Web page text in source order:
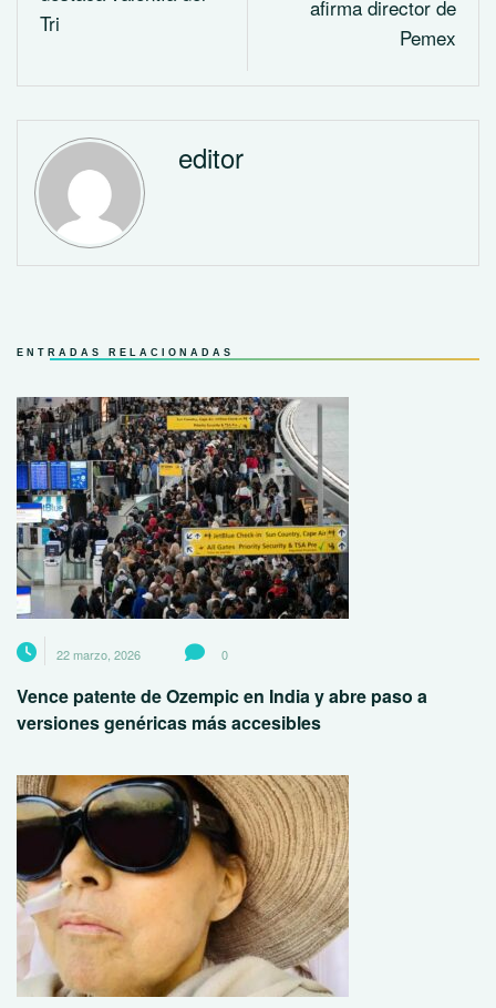
Tri
afirma director de
Pemex
editor
ENTRADAS RELACIONADAS
22 marzo, 2026 0
Vence patente de Ozempic en India y abre paso a
versiones genéricas más accesibles